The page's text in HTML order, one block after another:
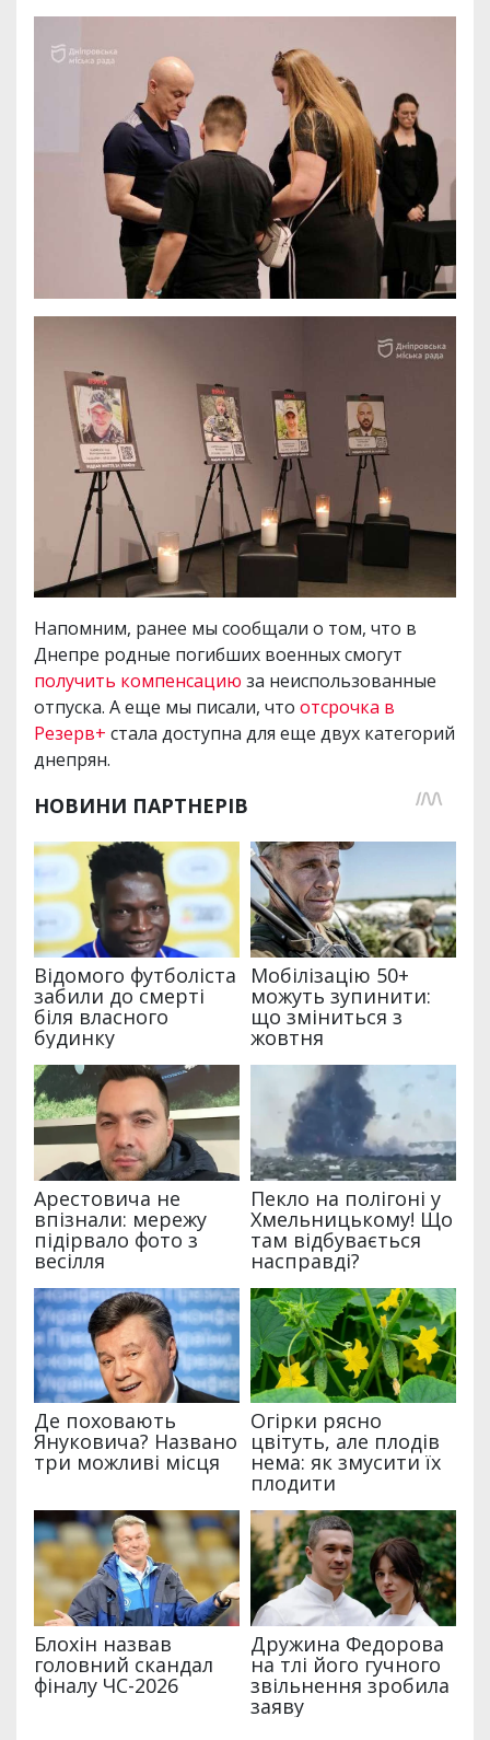
Напомним, ранее мы сообщали о том, что в
Днепре родные погибших военных смогут
получить компенсацию за неиспользованные
отпуска. А еще мы писали, что отсрочка в
Резерв+ стала доступна для еще двух категорий
днепрян.